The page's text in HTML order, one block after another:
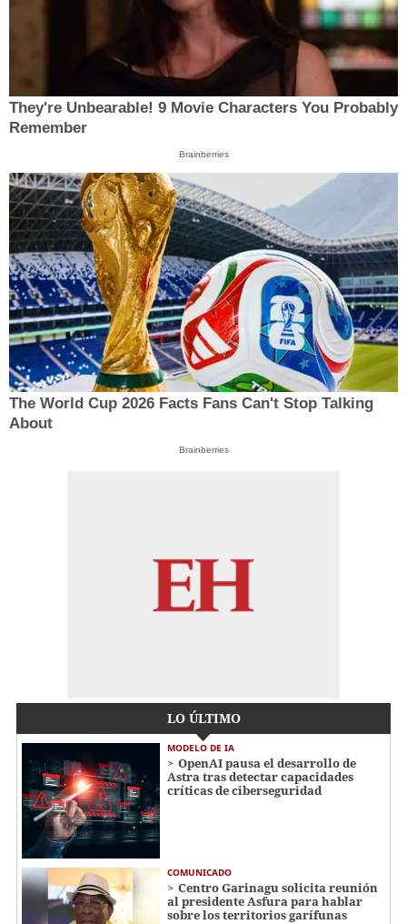
They're Unbearable! 9 Movie Characters You Probably
Remember
Brainberries
The World Cup 2026 Facts Fans Can't Stop Talking
About
Brainberries
LO ÚLTIMO
MODELO DE IA
OpenAI pausa el desarrollo de
Astra tras detectar capacidades
críticas de ciberseguridad
COMUNICADO
Centro Garinagu solicita reunión
al presidente Asfura para hablar
sobre los territorios garífunas